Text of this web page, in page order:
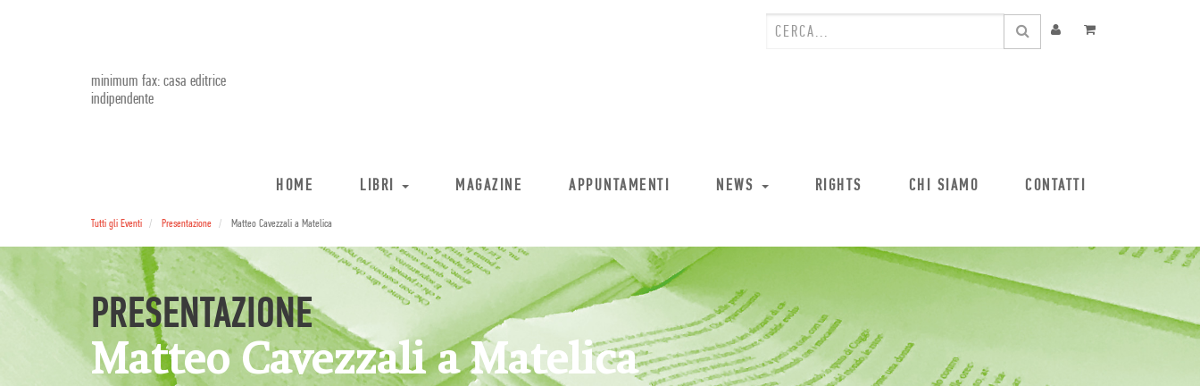
minimum fax: casa editrice
indipendente
HOME LIBRI MAGAZINE APPUNTAMENTI NEWS RIGHTS CHI SIAMO CONTATTI
Tutti gli Eventi Presentazione Matteo Cavezzali a Matelica
PRESENTAZIONE
Matteo Cavezzali a Matelica